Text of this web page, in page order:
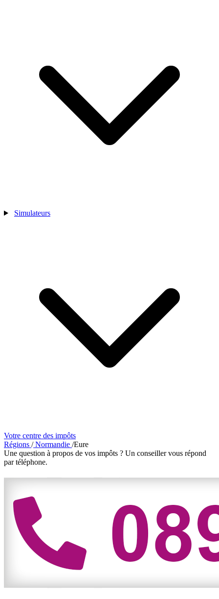
Simulateurs
Votre centre des impôts
Régions /Normandie /Eure
Une question à propos de vos impôts ? Un conseiller vous répond
par téléphone.